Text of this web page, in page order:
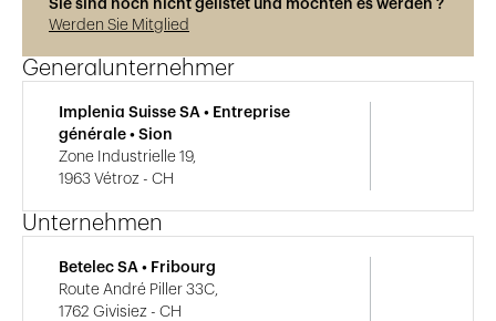
Sie sind noch nicht gelistet und möchten es werden ?
Werden Sie Mitglied
Generalunternehmer
Implenia Suisse SA • Entreprise
générale • Sion
Zone Industrielle 19,
1963 Vétroz - CH
Unternehmen
Betelec SA • Fribourg
Route André Piller 33C,
1762 Givisiez - CH